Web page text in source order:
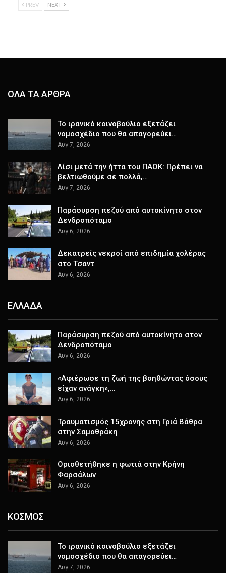
PREV NEXT
ΟΛΑ ΤΑ ΑΡΘΡΑ
Το ιρανικό κοινοβούλιο εξετάζει
νομοσχέδιο που θα απαγορεύει…
Αυγ 7, 2026
Λίσι μετά την ήττα του ΠΑΟΚ: Πρέπει να
βελτιωθούμε σε πολλά,…
Αυγ 7, 2026
Παράσυρση πεζού από αυτοκίνητο στον
Δενδροπόταμο
Αυγ 6, 2026
Δεκατρείς νεκροί από επιδημία χολέρας
στο Τσαντ
Αυγ 6, 2026
ΕΛΛΑΔΑ
Παράσυρση πεζού από αυτοκίνητο στον
Δενδροπόταμο
Αυγ 6, 2026
«Αφιέρωσε τη ζωή της βοηθώντας όσους
είχαν ανάγκη»,…
Αυγ 6, 2026
Τραυματισμός 15χρονης στη Γριά Βάθρα
στην Σαμοθράκη
Αυγ 6, 2026
Οριοθετήθηκε η φωτιά στην Κρήνη
Φαρσάλων
Αυγ 6, 2026
ΚΟΣΜΟΣ
Το ιρανικό κοινοβούλιο εξετάζει
νομοσχέδιο που θα απαγορεύει…
Αυγ 7, 2026